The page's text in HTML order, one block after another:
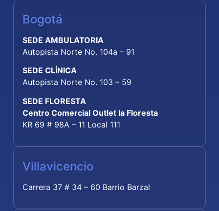
Bogotá
SEDE AMBULATORIA
Autopista Norte No. 104a – 91
SEDE CLÍNICA
Autopista Norte No. 103 – 59
SEDE FLORESTA
Centro Comercial Outlet la Floresta
KR 69 # 98A – 11 Local 111
Villavicencio
Carrera 37 # 34 – 60 Barrio Barzal